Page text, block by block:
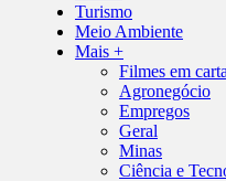
Turismo
Meio Ambiente
Mais +
Filmes em
Agronegócio
Empregos
Geral
Minas
Ciência e